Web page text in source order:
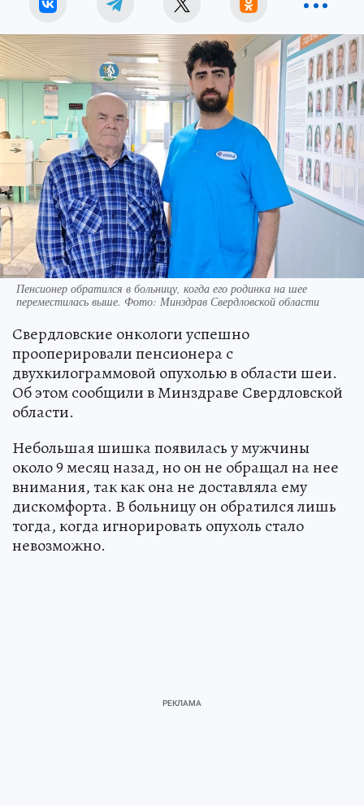
Пенсионер обратился в больницу, когда его родинка на шее
переместилась выше. Фото: Минздрав Свердловской области
Свердловские онкологи успешно
прооперировали пенсионера с
двухкилограммовой опухолью в области шеи.
Об этом сообщили в Минздраве Свердловской
области.
Небольшая шишка появилась у мужчины
около 9 месяц назад, но он не обращал на нее
внимания, так как она не доставляла ему
дискомфорта. В больницу он обратился лишь
тогда, когда игнорировать опухоль стало
невозможно.